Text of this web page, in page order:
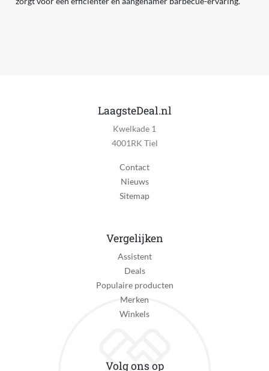
LaagsteDeal.nl
Kwelkade 1
4001RK Tiel
Contact
Nieuws
Sitemap
Vergelijken
Assistent
Deals
Populaire producten
Merken
Winkels
Volg ons op